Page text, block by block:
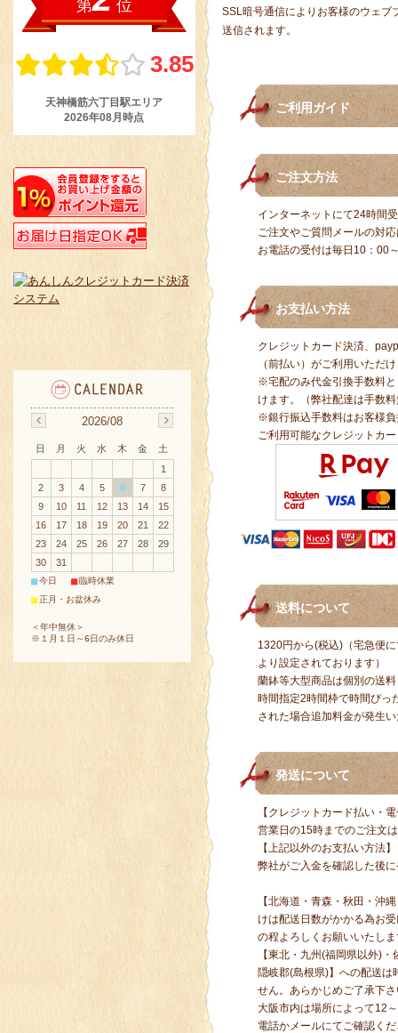
SSL暗号通信によりお客様のウェブ
送信されます。
ご利用ガイド
ご注文方法
インターネットにて24時間
ご注文やご質問メールの対
お電話の受付は毎日10：00
お支払い方法
クレジットカード決済、
（前払い）がご利用いただ
※宅配のみ代金引換手数料
けます。（弊社配達は手数
※銀行振込手数料はお客様
ご利用可能なクレジットカ
送料について
1320円から(税込)（宅急便
より設定されております）
蘭鉢等大型商品は個別の送
時間指定2時間枠で時間ぴっ
された場合追加料金が発生
発送について
【クレジットカード払い・
営業日の15時までのご注文
【上記以外のお支払い方法】
弊社がご入金を確認した後
【北海道・青森・秋田・沖
けは配送日数がかかる為お
の程よろしくお願いいたし
【東北・九州(福岡県以外)・
隠岐郡(島根県)】への配送は
せん。あらかじめご了承下
大阪市内は場所によって12
電話かメールにてご確認く
2026/08
日 月 火 水 木 金
土
1
2
3 4 5 6 7
8
9
10 11 12 13 14
15
16
17 18 19 20 21
22
23
24 25 26 27 28
29
30
31
■今日 ■臨時休業
■正月・お盆休み
＜年中無休＞
※１月１日～6日のみ休日